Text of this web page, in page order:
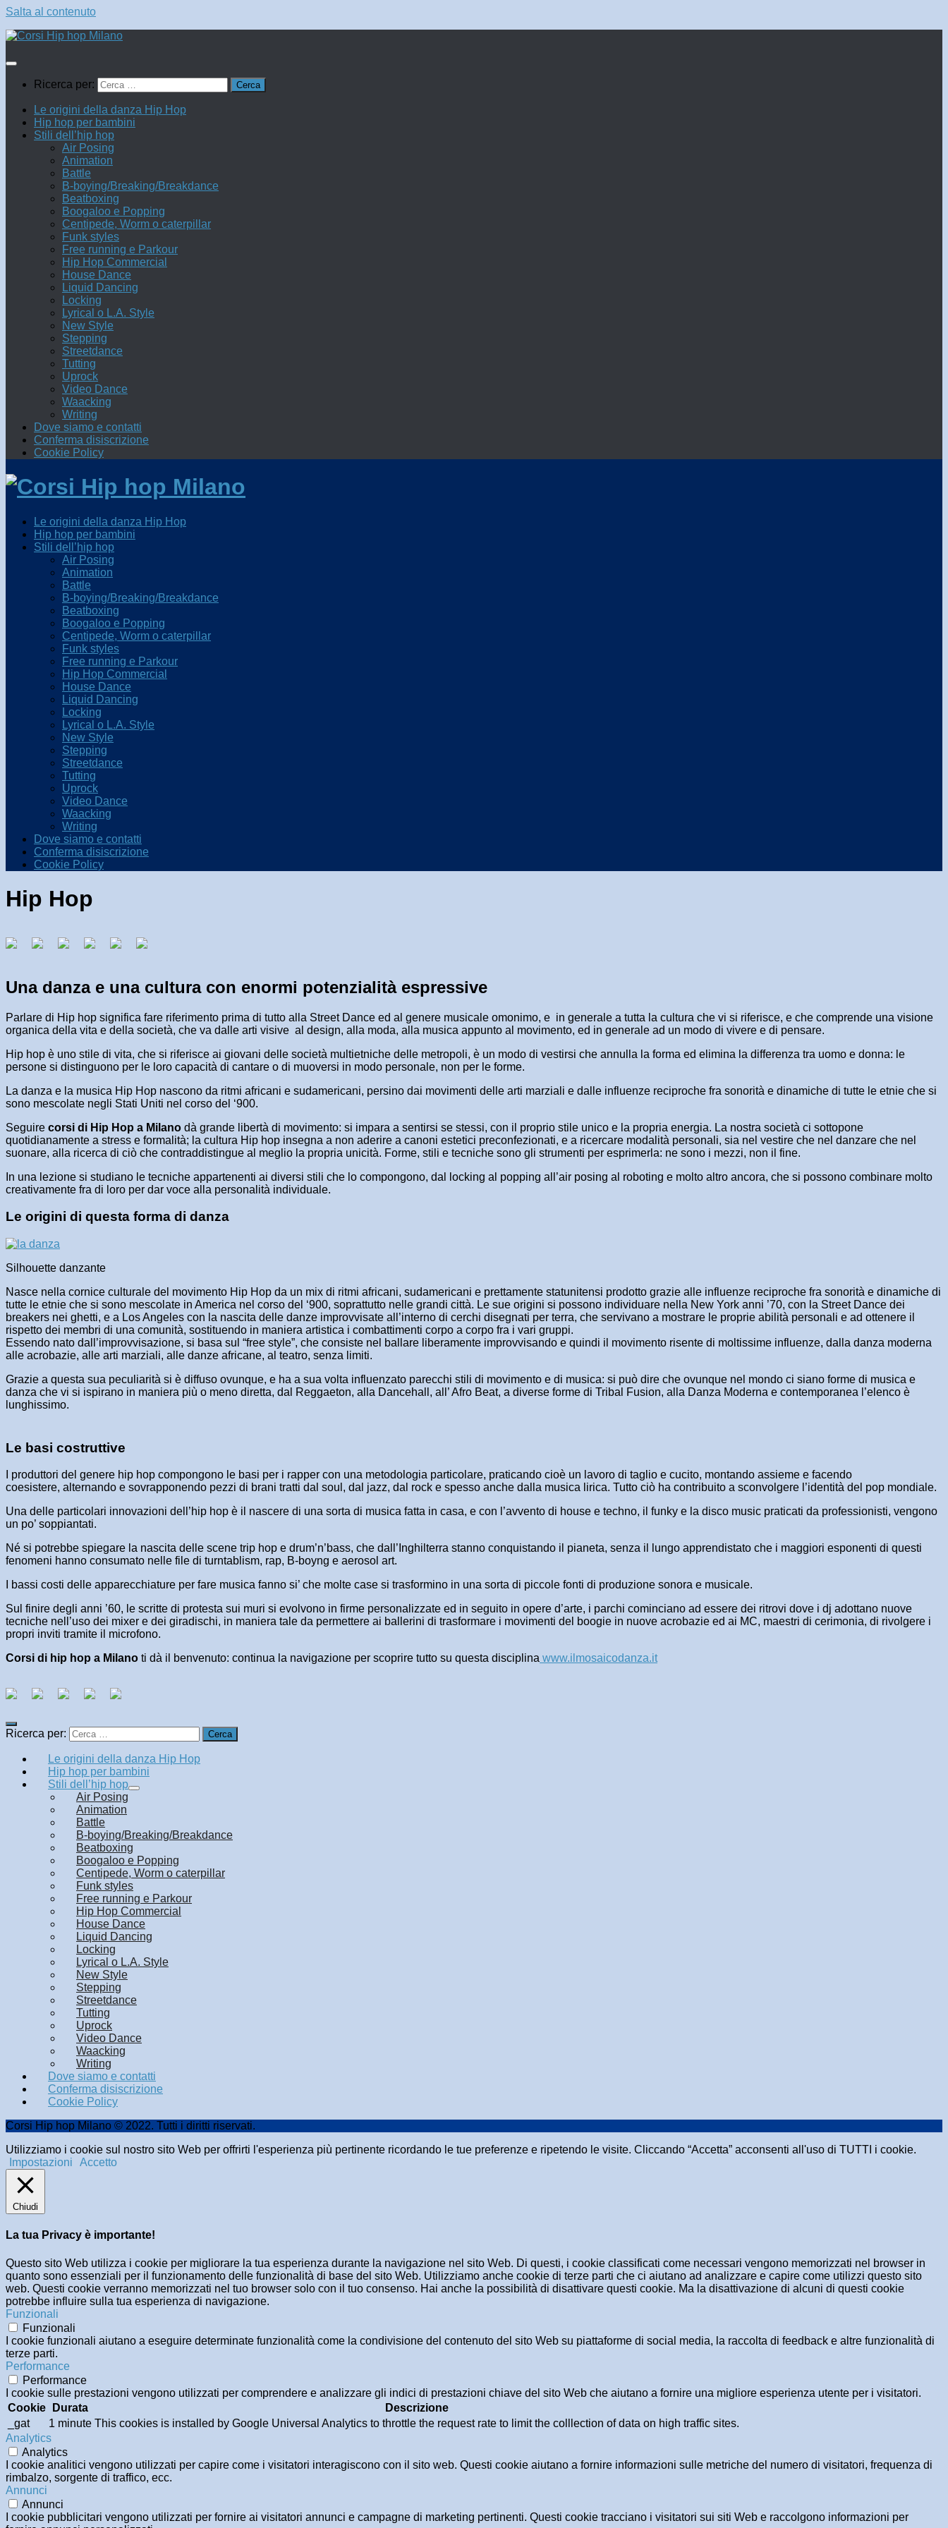
Salta al contenuto
Ricerca per:
Le origini della danza Hip Hop
Hip hop per bambini
Stili dell’hip hop
Air Posing
Animation
Battle
B-boying/Breaking/Breakdance
Beatboxing
Boogaloo e Popping
Centipede, Worm o caterpillar
Funk styles
Free running e Parkour
Hip Hop Commercial
House Dance
Liquid Dancing
Locking
Lyrical o L.A. Style
New Style
Stepping
Streetdance
Tutting
Uprock
Video Dance
Waacking
Writing
Dove siamo e contatti
Conferma disiscrizione
Cookie Policy
Le origini della danza Hip Hop
Hip hop per bambini
Stili dell’hip hop
Air Posing
Animation
Battle
B-boying/Breaking/Breakdance
Beatboxing
Boogaloo e Popping
Centipede, Worm o caterpillar
Funk styles
Free running e Parkour
Hip Hop Commercial
House Dance
Liquid Dancing
Locking
Lyrical o L.A. Style
New Style
Stepping
Streetdance
Tutting
Uprock
Video Dance
Waacking
Writing
Dove siamo e contatti
Conferma disiscrizione
Cookie Policy
Hip Hop
Una danza e una cultura con enormi potenzialità espressive
Parlare di Hip hop significa fare riferimento prima di tutto alla Street Dance ed al genere musicale omonimo, e in generale a tutta la cultura che vi si riferisce, e che comprende una visione
organica della vita e della società, che va dalle arti visive al design, alla moda, alla musica appunto al movimento, ed in generale ad un modo di vivere e di pensare.
Hip hop è uno stile di vita, che si riferisce ai giovani delle società multietniche delle metropoli, è un modo di vestirsi che annulla la forma ed elimina la differenza tra uomo e donna: le
persone si distinguono per le loro capacità di cantare o di muoversi in modo personale, non per le forme.
La danza e la musica Hip Hop nascono da ritmi africani e sudamericani, persino dai movimenti delle arti marziali e dalle influenze reciproche fra sonorità e dinamiche di tutte le etnie che si
sono mescolate negli Stati Uniti nel corso del ‘900.
Seguire corsi di Hip Hop a Milano dà grande libertà di movimento: si impara a sentirsi se stessi, con il proprio stile unico e la propria energia. La nostra società ci sottopone
quotidianamente a stress e formalità; la cultura Hip hop insegna a non aderire a canoni estetici preconfezionati, e a ricercare modalità personali, sia nel vestire che nel danzare che nel
suonare, alla ricerca di ciò che contraddistingue al meglio la propria unicità. Forme, stili e tecniche sono gli strumenti per esprimerla: ne sono i mezzi, non il fine.
In una lezione si studiano le tecniche appartenenti ai diversi stili che lo compongono, dal locking al popping all’air posing al roboting e molto altro ancora, che si possono combinare molto
creativamente fra di loro per dar voce alla personalità individuale.
Le origini di questa forma di danza
Silhouette danzante
Nasce nella cornice culturale del movimento Hip Hop da un mix di ritmi africani, sudamericani e prettamente statunitensi prodotto grazie alle influenze reciproche fra sonorità e dinamiche di
tutte le etnie che si sono mescolate in America nel corso del ‘900, soprattutto nelle grandi città. Le sue origini si possono individuare nella New York anni ’70, con la Street Dance dei
breakers nei ghetti, e a Los Angeles con la nascita delle danze improvvisate all’interno di cerchi disegnati per terra, che servivano a mostrare le proprie abilità personali e ad ottenere il
rispetto dei membri di una comunità, sostituendo in maniera artistica i combattimenti corpo a corpo fra i vari gruppi.
Essendo nato dall’improvvisazione, si basa sul “free style”, che consiste nel ballare liberamente improvvisando e quindi il movimento risente di moltissime influenze, dalla danza moderna
alle acrobazie, alle arti marziali, alle danze africane, al teatro, senza limiti.
Grazie a questa sua peculiarità si è diffuso ovunque, e ha a sua volta influenzato parecchi stili di movimento e di musica: si può dire che ovunque nel mondo ci siano forme di musica e
danza che vi si ispirano in maniera più o meno diretta, dal Reggaeton, alla Dancehall, all’ Afro Beat, a diverse forme di Tribal Fusion, alla Danza Moderna e contemporanea l’elenco è
lunghissimo.
Le basi costruttive
I produttori del genere hip hop compongono le basi per i rapper con una metodologia particolare, praticando cioè un lavoro di taglio e cucito, montando assieme e facendo
coesistere, alternando e sovrapponendo pezzi di brani tratti dal soul, dal jazz, dal rock e spesso anche dalla musica lirica. Tutto ciò ha contribuito a sconvolgere l’identità del pop mondiale.
Una delle particolari innovazioni dell’hip hop è il nascere di una sorta di musica fatta in casa, e con l’avvento di house e techno, il funky e la disco music praticati da professionisti, vengono
un po’ soppiantati.
Né si potrebbe spiegare la nascita delle scene trip hop e drum’n’bass, che dall’Inghilterra stanno conquistando il pianeta, senza il lungo apprendistato che i maggiori esponenti di questi
fenomeni hanno consumato nelle file di turntablism, rap, B-boyng e aerosol art.
I bassi costi delle apparecchiature per fare musica fanno si’ che molte case si trasformino in una sorta di piccole fonti di produzione sonora e musicale.
Sul finire degli anni ’60, le scritte di protesta sui muri si evolvono in firme personalizzate ed in seguito in opere d’arte, i parchi cominciano ad essere dei ritrovi dove i dj adottano nuove
tecniche nell’uso dei mixer e dei giradischi, in maniera tale da permettere ai ballerini di trasformare i movimenti del boogie in nuove acrobazie ed ai MC, maestri di cerimonia, di rivolgere i
propri inviti tramite il microfono.
Corsi di hip hop a Milano ti dà il benvenuto: continua la navigazione per scoprire tutto su questa disciplina www.ilmosaicodanza.it
Ricerca per:
Le origini della danza Hip Hop
Hip hop per bambini
Stili dell’hip hop
Air Posing
Animation
Battle
B-boying/Breaking/Breakdance
Beatboxing
Boogaloo e Popping
Centipede, Worm o caterpillar
Funk styles
Free running e Parkour
Hip Hop Commercial
House Dance
Liquid Dancing
Locking
Lyrical o L.A. Style
New Style
Stepping
Streetdance
Tutting
Uprock
Video Dance
Waacking
Writing
Dove siamo e contatti
Conferma disiscrizione
Cookie Policy
Corsi Hip hop Milano © 2022. Tutti i diritti riservati.
Utilizziamo i cookie sul nostro sito Web per offrirti l'esperienza più pertinente ricordando le tue preferenze e ripetendo le visite. Cliccando “Accetta” acconsenti all'uso di TUTTI i cookie.
Impostazioni
Accetto
Chiudi
La tua Privacy è importante!
Questo sito Web utilizza i cookie per migliorare la tua esperienza durante la navigazione nel sito Web. Di questi, i cookie classificati come necessari vengono memorizzati nel browser in
quanto sono essenziali per il funzionamento delle funzionalità di base del sito Web. Utilizziamo anche cookie di terze parti che ci aiutano ad analizzare e capire come utilizzi questo sito
web. Questi cookie verranno memorizzati nel tuo browser solo con il tuo consenso. Hai anche la possibilità di disattivare questi cookie. Ma la disattivazione di alcuni di questi cookie
potrebbe influire sulla tua esperienza di navigazione.
Funzionali
Funzionali
I cookie funzionali aiutano a eseguire determinate funzionalità come la condivisione del contenuto del sito Web su piattaforme di social media, la raccolta di feedback e altre funzionalità di
terze parti.
Performance
Performance
I cookie sulle prestazioni vengono utilizzati per comprendere e analizzare gli indici di prestazioni chiave del sito Web che aiutano a fornire una migliore esperienza utente per i visitatori.
Cookie
Durata
Descrizione
_gat
1 minute This cookies is installed by Google Universal Analytics to throttle the request rate to limit the colllection of data on high traffic sites.
Analytics
Analytics
I cookie analitici vengono utilizzati per capire come i visitatori interagiscono con il sito web. Questi cookie aiutano a fornire informazioni sulle metriche del numero di visitatori, frequenza di
rimbalzo, sorgente di traffico, ecc.
Annunci
Annunci
I cookie pubblicitari vengono utilizzati per fornire ai visitatori annunci e campagne di marketing pertinenti. Questi cookie tracciano i visitatori sui siti Web e raccolgono informazioni per